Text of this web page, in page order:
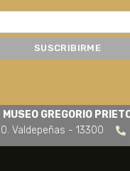
MUSEO GREGORIO
Valdepeñas - 13300